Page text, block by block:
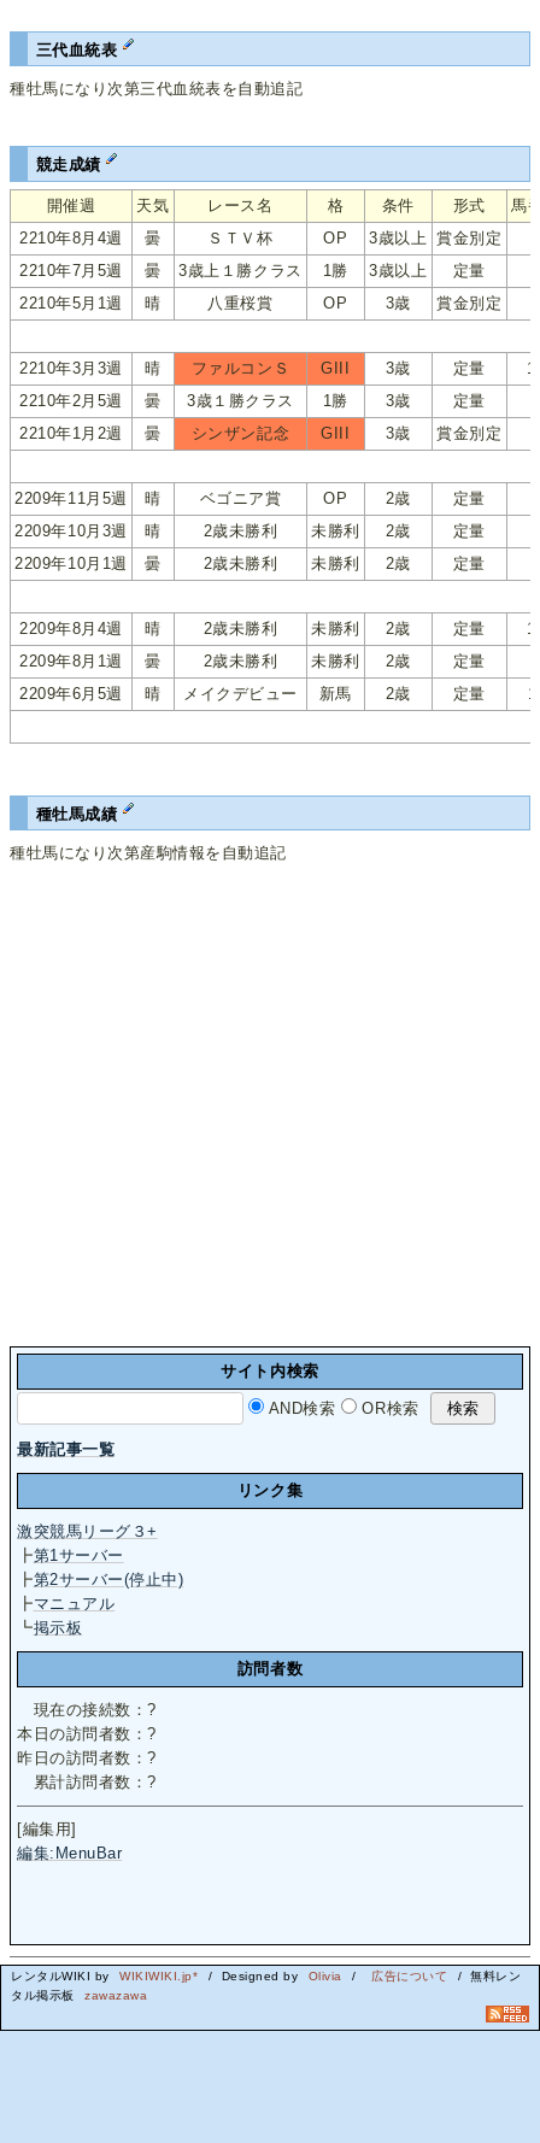
三代血統表
種牡馬になり次第三代血統表を自動追記
競走成績
開催週 天気 レース名 格 条件 形式
馬
2210年8月4週
曇 ＳＴＶ杯 OP 3歳以上 賞金別定
2210年7月5週
曇 3歳上１勝クラス 1勝 3歳以上 定量
2210年5月1週
晴 八重桜賞 OP 3歳 賞金別定
2210年3月3週 晴 ファルコンＳ GIII 3歳 定量
2210年2月5週
曇 3歳１勝クラス 1勝 3歳 定量
2210年1月2週
曇 シンザン記念 GIII 3歳 賞金別定
2209年11月5週 晴 ベゴニア賞 OP 2歳 定量
2209年10月3週
晴 2歳未勝利 未勝利 2歳 定量
2209年10月1週
曇 2歳未勝利 未勝利 2歳 定量
2209年8月4週 晴 2歳未勝利 未勝利 2歳 定量
2209年8月1週
曇 2歳未勝利 未勝利 2歳 定量
2209年6月5週
晴 メイクデビュー 新馬 2歳 定量
種牡馬成績
種牡馬になり次第産駒情報を自動追記
サイト内検索
AND検索 OR検索
最新記事一覧
リンク集
激突競馬リーグ３+
┣第1サーバー
┣第2サーバー(停止中)
┣マニュアル
┗掲示板
訪問者数
現在の接続数：?
本日の訪問者数：?
昨日の訪問者数：?
累計訪問者数：?
[編集用]
編集:MenuBar
レンタルWIKI by WIKIWIKI.jp* / Designed by Olivia / 広告について
/ 無料レン
タル掲示板
zawazawa